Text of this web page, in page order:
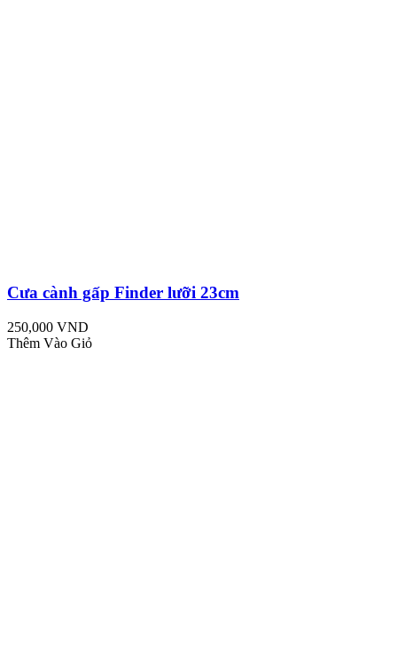
Cưa cành gấp Finder lưỡi 23cm
250,000 VND
Thêm Vào Giỏ